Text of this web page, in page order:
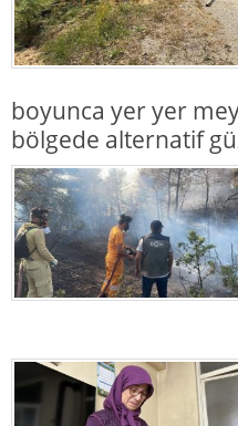
boyunca yer yer
bölgede alternatif